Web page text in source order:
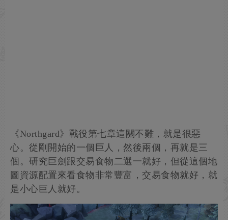
《Northgard》戰役第七章這關不難，就是很惡
心。從剛開始的一個巨人，然後兩個，再就是三
個。研究巨劍跟交易食物二選一就好，但從這個地
圖資源配置來看食物非常豐富，交易食物就好，就
是小心巨人就好。